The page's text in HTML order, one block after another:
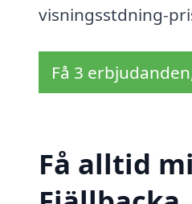
visningsstdning-
Få 3
Få alltid